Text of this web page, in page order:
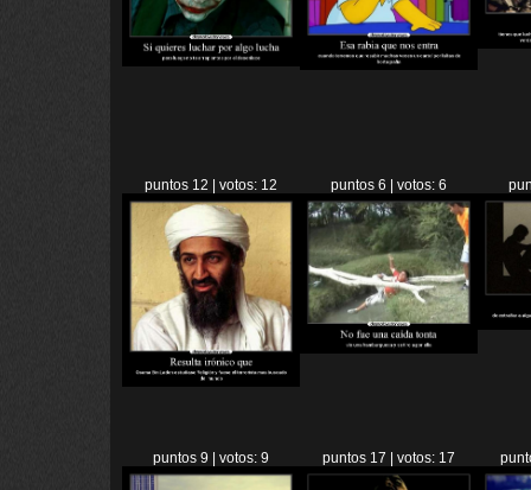
puntos 12 | votos: 12 puntos 6 | votos: 6
puntos 9 | votos: 9 puntos 17 | votos: 17